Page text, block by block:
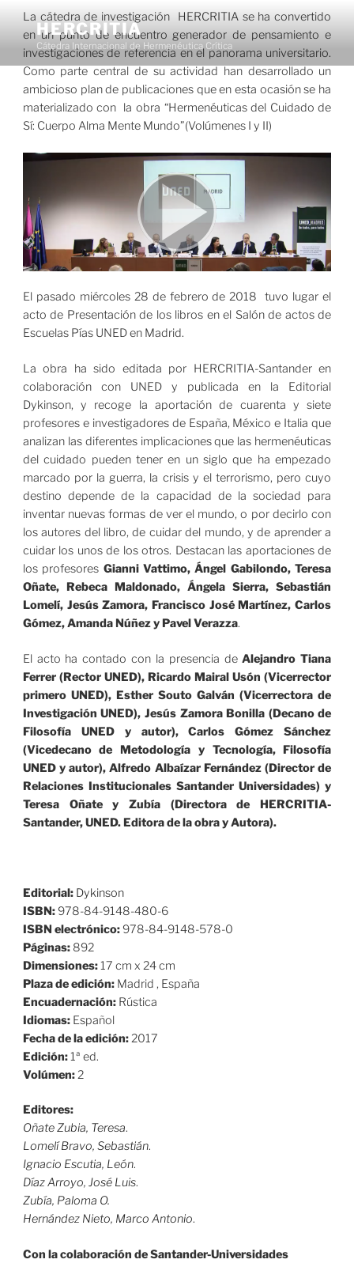
contenido
HERCRITIA
Cátedra Internacional de Hermenéutica Crítica
Menú
La cátedra de investigación HERCRITIA se ha convertido
en un punto de encuentro generador de pensamiento e
investigaciones de referencia en el panorama universitario.
Como parte central de su actividad han desarrollado un
ambicioso plan de publicaciones que en esta ocasión se ha
materializado con la obra “Hermenéuticas del Cuidado de
Sí: Cuerpo Alma Mente Mundo”(Volúmenes I y II)
El pasado miércoles 28 de febrero de 2018 tuvo lugar el
acto de Presentación de los libros en el Salón de actos de
Escuelas Pías UNED en Madrid.
La obra ha sido editada por HERCRITIA-Santander en
colaboración con UNED y publicada en la Editorial
Dykinson, y recoge la aportación de cuarenta y siete
profesores e investigadores de España, México e Italia que
analizan las diferentes implicaciones que las hermenéuticas
del cuidado pueden tener en un siglo que ha empezado
marcado por la guerra, la crisis y el terrorismo, pero cuyo
destino depende de la capacidad de la sociedad para
inventar nuevas formas de ver el mundo, o por decirlo con
los autores del libro, de cuidar del mundo, y de aprender a
cuidar los unos de los otros. Destacan las aportaciones de
los profesores Gianni Vattimo, Ángel Gabilondo, Teresa
Oñate, Rebeca Maldonado, Ángela Sierra, Sebastián
Lomelí, Jesús Zamora, Francisco José Martínez, Carlos
Gómez, Amanda Núñez y Pavel Verazza.
El acto ha contado con la presencia deAlejandro Tiana
Ferrer (Rector UNED), Ricardo Mairal Usón (Vicerrector
primero UNED), Esther Souto Galván (Vicerrectora de
Investigación UNED), Jesús Zamora Bonilla (Decano de
Filosofía UNED y autor), Carlos Gómez Sánchez
(Vicedecano de Metodología y Tecnología, Filosofía
UNED y autor), Alfredo Albaízar Fernández (Director de
Relaciones Institucionales Santander Universidades) y
Teresa Oñate y Zubía (Directora de HERCRITIA-
Santander, UNED.Editora de la obra y Autora).
Editorial: Dykinson
ISBN:978-84-9148-480-6
ISBN electrónico:978-84-9148-578-0
Páginas:892
Dimensiones:17 cm x 24 cm
Plaza de edición:Madrid , España
Encuadernación:Rústica
Idiomas:Español
Fecha de la edición:2017
Edición:1ª ed.
Volúmen:2
Editores:
Oñate Zubia, Teresa.
Lomelí Bravo, Sebastián.
Ignacio Escutia, León.
Díaz Arroyo, José Luis.
Zubía, Paloma O.
Hernández Nieto, Marco Antonio.
Con la colaboración de Santander-Universidades